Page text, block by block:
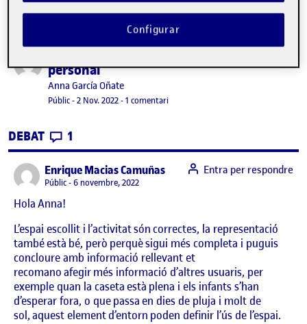
personal
Publicat per
Anna García Oñate
Visibilitat:
Públic-Data de publicació
2 Nov. 20222 novembre, 2022 11:24 pm
-1 comentaria Pràctica 1: Procés, mètodes i espai
DEBAT CONTRIBUTIONS
1
Enrique Macias Camuñassays:
Visibilitat:
Públic 6 novembre, 2022
Hola Anna!
L’espai escollit i l’activitat són correctes, la representació
també està bé, però perquè sigui més completa i puguis
concloure amb informació rellevant et
recomano afegir més informació d’altres usuaris, per
exemple quan la caseta està plena i els infants s’han
d’esperar fora, o que passa en dies de pluja i molt de
sol, aquest element d’entorn poden definir l’ús de l’espai.
Entra per respondre
Configurar